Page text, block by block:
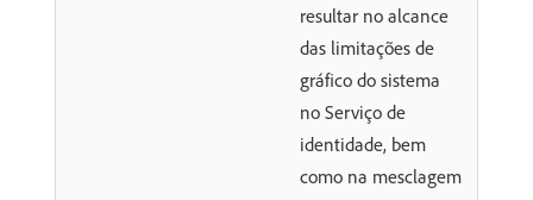
resultar no alcance
das limitações de
gráfico do sistema
no Serviço de
identidade, bem
como na mesclagem